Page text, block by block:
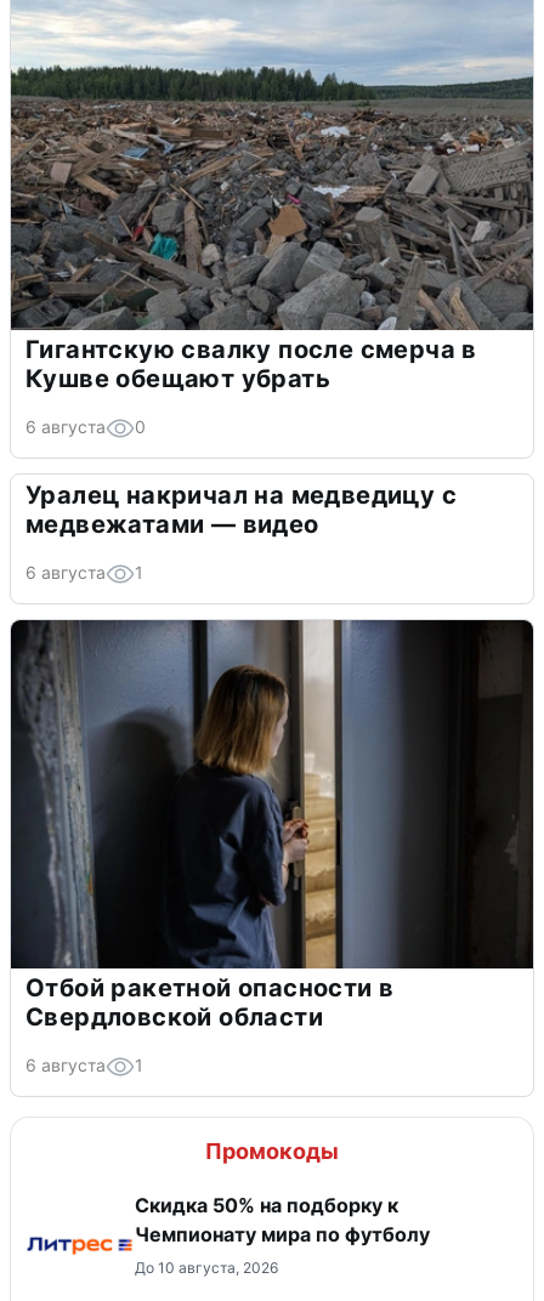
Гигантскую свалку после смерча в
Кушве обещают убрать
6 августа 0
Уралец накричал на медведицу с
медвежатами — видео
6 августа 1
Отбой ракетной опасности в
Свердловской области
6 августа 1
Промокоды
Скидка 50% на подборку к
Чемпионату мира по футболу
До 10 августа, 2026